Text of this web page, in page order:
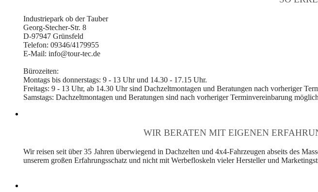
Industriepark ob der Tauber
Georg-Stecher-Str. 8
D-97947 Grünsfeld
Telefon: 09346/4179955
E-Mail: info@tour-tec.de
Bürozeiten:
Montags bis donnerstags: 9 - 13 Uhr und 14.30 - 17.15 Uhr.
Freitags: 9 - 13 Uhr, ab 14.30 Uhr sind Dachzeltmontagen und Beratungen nach vorheriger
Samstags: Dachzeltmontagen und Beratungen sind nach vorheriger Terminvereinbarung
WIR BERATEN MIT EIGENEN
Wir reisen seit über 35 Jahren überwiegend in Dachzelten und 4x4-Fahrzeugen abseits des
unserem großen Erfahrungsschatz und nicht mit Werbefloskeln vieler Hersteller und